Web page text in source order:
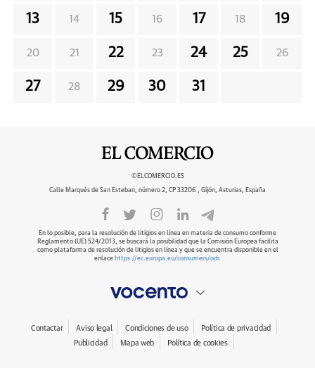
13 14 15 16 17 18 19
20 21 22 23 24 25 26
27 28 29 30 31
©ELCOMERCIO.ES
Calle Marqués de San Esteban, número 2, CP 33206 , Gijón, Asturias, España
En lo posible, para la resolución de litigios en línea en materia de consumo conforme
Reglamento (UE) 524/2013, se buscará la posibilidad que la Comisión Europea facilita
como plataforma de resolución de litigios en línea y que se encuentra disponible en el
enlace https://ec.europa.eu/consumers/odr.
Contactar Aviso legal Condiciones de uso
Política de privacidad
Publicidad
Mapa web Política de cookies